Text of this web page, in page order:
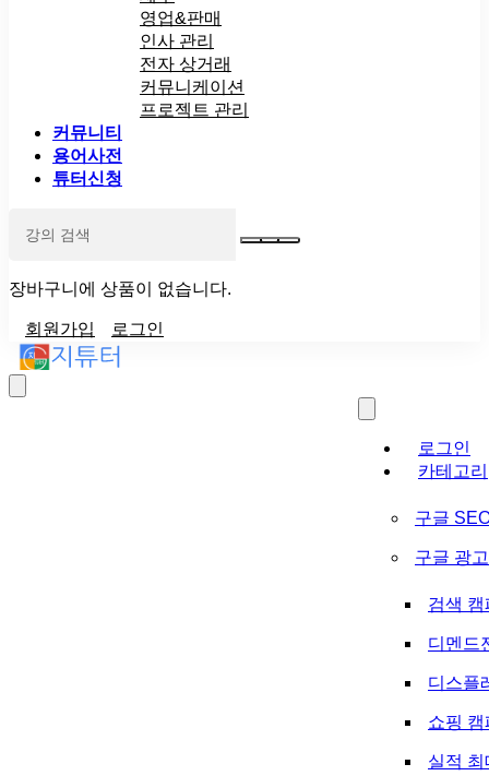
영업&판매
인사 관리
전자 상거래
커뮤니케이션
프로젝트 관리
커뮤니티
용어사전
튜터신청
장바구니에 상품이 없습니다.
회원가입 로그인
로그인
카테고리
구글
구글 광
검색 캠
디멘드
디스플
쇼핑 캠
실적